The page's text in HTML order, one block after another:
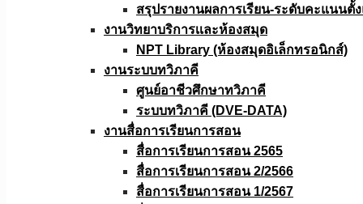
สรุปรายงานผลการเรียน-ระดับคะแนนตั้
งานวิทยาบริการเเละห้องสมุด
NPT Library (ห้องสมุดอิเล็กทรอนิกส์)
งานระบบทวิภาคี
ศูนย์อาชีวศึกษาทวิภาคี
ระบบทวิภาคี (DVE-DATA)
งานสื่อการเรียนการสอน
สื่อการเรียนการสอน 2565
สื่อการเรียนการสอน 2/2566
สื่อการเรียนการสอน 1/2567